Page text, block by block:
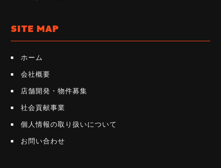
SITE MAP
ホーム
会社概要
店舗開発・物件募集
社会貢献事業
個人情報の取り扱いについて
お問い合わせ